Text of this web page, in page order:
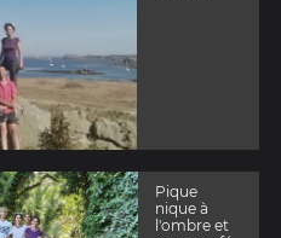
Pique
nique à
l'ombre et